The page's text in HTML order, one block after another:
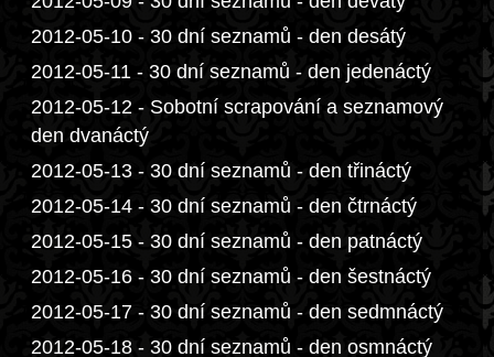
2012-05-10 - 30 dní seznamů - den desátý
2012-05-11 - 30 dní seznamů - den jedenáctý
2012-05-12 - Sobotní scrapování a seznamový
den dvanáctý
2012-05-13 - 30 dní seznamů - den třináctý
2012-05-14 - 30 dní seznamů - den čtrnáctý
2012-05-15 - 30 dní seznamů - den patnáctý
2012-05-16 - 30 dní seznamů - den šestnáctý
2012-05-17 - 30 dní seznamů - den sedmnáctý
2012-05-18 - 30 dní seznamů - den osmnáctý